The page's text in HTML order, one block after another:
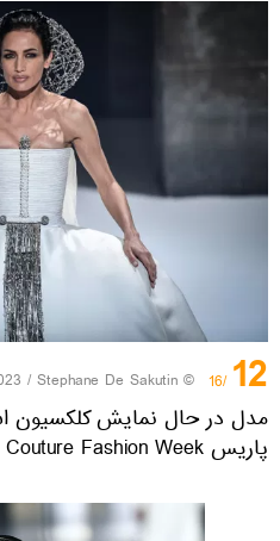
12
/16
© AFP 2023 / Stephane De Sakutin
مدل در حال نمایش کلکسیون
پاریس Paris Haute Couture Fashion Week